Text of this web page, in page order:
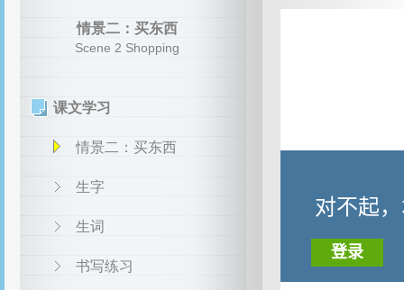
情景二：买东西
Scene 2 Shopping
课文学习
情景二：买东西
生字
生词
书写练习